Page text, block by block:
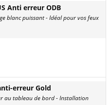
Anti erreur ODB
blanc puissant - Idéal pour vos feux
erreur Gold
au tableau de bord - Installation